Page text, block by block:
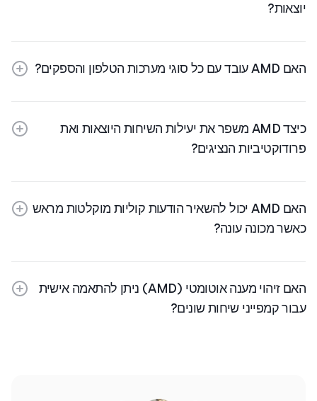
יוצאות?
האם AMD עובד עם כל סוגי מערכות הטלפון והספקים?
כיצד AMD משפר את יעילות השיחות היוצאות ואת
פרודוקטיביות הנציגים?
האם AMD יכול להשאיר הודעות קוליות מוקלטות מראש
כאשר מכונה עונה?
האם זיהוי מענה אוטומטי (AMD) ניתן להתאמה אישית
עבור קמפייני שיחות שונים?